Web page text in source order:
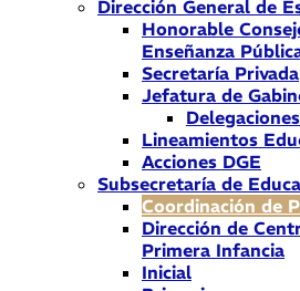
Dirección General de
Honorable
Enseñanza
Secretaría Privada
Jefatura de
Lineamientos
Acciones DGE
Subsecretaría de
Coordinación de
Dirección de
Primera Infancia
Inicial